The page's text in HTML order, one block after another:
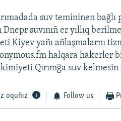
suv temininen
suvınıñ er yıllıq
Kiyev yañı añlaşmalarnı
halqara hakerler
Qırımğa suv
oquñız Follow us